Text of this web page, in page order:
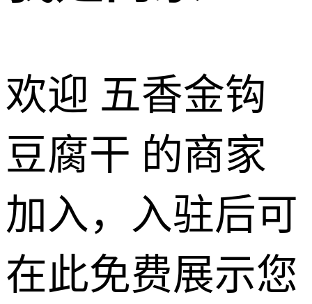
欢迎 五香金钩
豆腐干 的商家
加入，入驻后可
在此免费展示您